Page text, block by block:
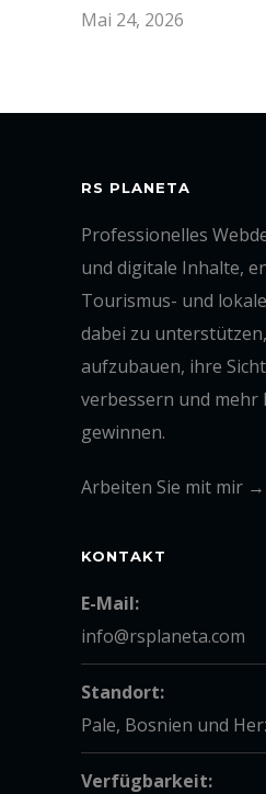
Mai 24, 2026
RS PLANETA
Professionelles
und digitale Inhalte,
Tourismus- und
dabei zu
aufzubauen, ihre
verbessern und mehr
gewinnen.
Arbeiten Sie mit mir →
KONTAKT
E-Mail:
info@rsplaneta.com
Standort:
Pale, Bosnien und
Verfügbarkeit: